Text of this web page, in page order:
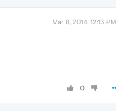
Mar 8, 2014, 12:13 PM
0